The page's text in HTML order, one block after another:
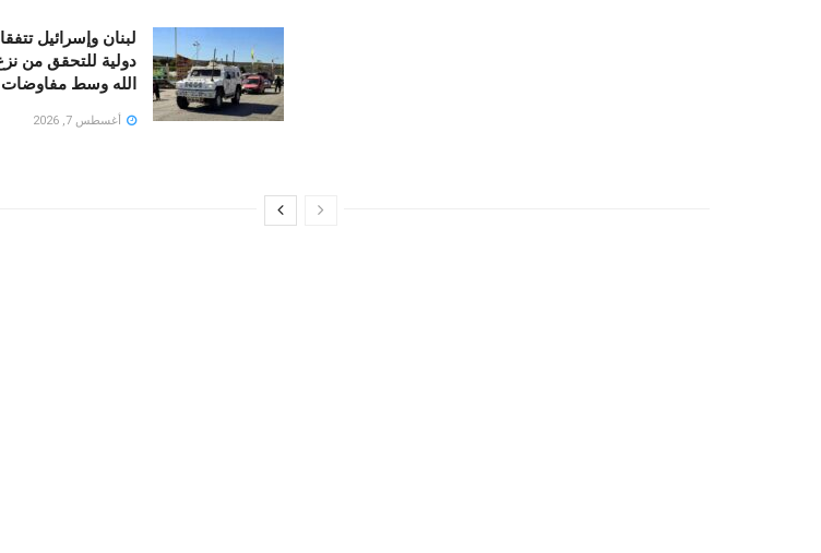
لبنان وإسرائيل
دولية للتحقق من
الله وسط مفاوضات
أغسطس 7, 2026